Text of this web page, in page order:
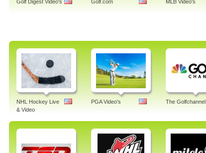
Golf Digest Video's Golf.com MLB Video's
NHL Hockey Live
& Video
PGA Video's The Golfchannel